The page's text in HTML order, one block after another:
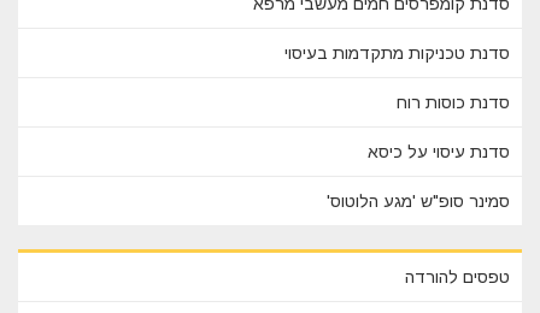
סדנת טכניקות מתקדמות בעיסוי
סדנת כוסות רוח
סדנת עיסוי על כיסא
סמינר סופ"ש 'מגע הלוטוס'
טפסים להורדה